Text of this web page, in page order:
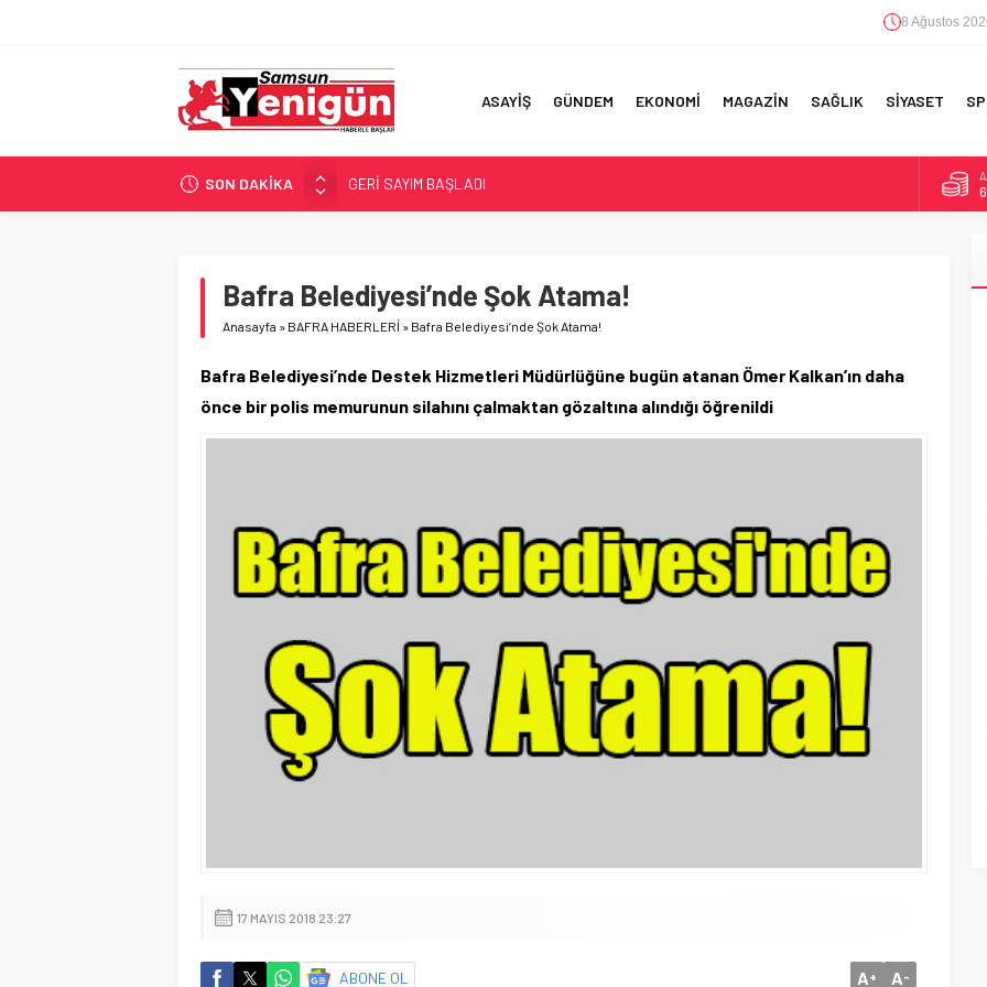
8 Ağustos
ASAYİŞ GÜNDEM EKONOMİ MAGAZİN SAĞLIK SİYASET
SON DAKİKA
GERİ SAYIM BAŞLADI
SAMSUNSPOR’DA HEDEF 5’İNCİLİK!
İŞTE FINDIK FİYATI!
YÖNETİCİ SEÇERKEN YAPILAN EN BÜYÜK HATALAR
Bafra Belediyesi’nde Şok Atama!
Anasayfa » BAFRA HABERLERİ » Bafra Belediyesi’nde Şok Atama!
Bafra Belediyesi’nde Destek Hizmetleri Müdürlüğüne bugün atanan Ömer Kalkan’ın daha
önce bir polis memurunun silahını çalmaktan gözaltına alındığı öğrenildi
17 MAYIS 2018 23:27
ABONE OL A+ A-